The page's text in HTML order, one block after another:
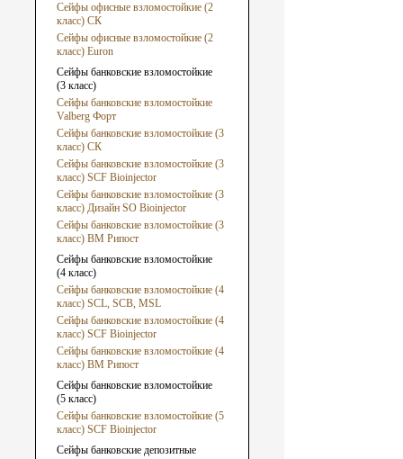
Сейфы офисные взломостойкие (2
класс) СК
Сейфы офисные взломостойкие (2
класс) Euron
Сейфы банковские взломостойкие
(3 класс)
Сейфы банковские взломостойкие
Valberg Форт
Сейфы банковские взломостойкие (3
класс) СК
Сейфы банковские взломостойкие (3
класс) SCF Bioinjector
Сейфы банковские взломостойкие (3
класс) Дизайн SO Bioinjector
Сейфы банковские взломостойкие (3
класс) ВМ Рипост
Сейфы банковские взломостойкие
(4 класс)
Сейфы банковские взломостойкие (4
класс) SCL, SCB, MSL
Сейфы банковские взломостойкие (4
класс) SCF Bioinjector
Сейфы банковские взломостойкие (4
класс) ВМ Рипост
Сейфы банковские взломостойкие
(5 класс)
Сейфы банковские взломостойкие (5
класс) SCF Bioinjector
Сейфы банковские депозитные